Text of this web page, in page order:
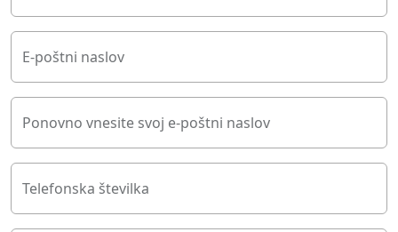
E-poštni naslov
Ponovno vnesite svoj e-poštni naslov
Telefonska številka